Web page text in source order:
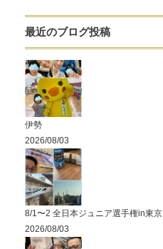
最近のブログ投稿
伊勢
2026/08/03
8/1〜2 全日本ジュニア選手権in東京
2026/08/03